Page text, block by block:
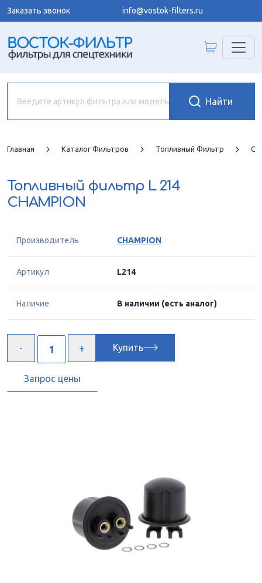
Заказать звонок info@vostok-filters.ru
Главная Каталог Фильтров Топливный Фильтр
Топливный фильтр L 214
CHAMPION
Производитель CHAMPION
Артикул L214
Наличие В наличии (есть аналог)
Купить
Запрос цены